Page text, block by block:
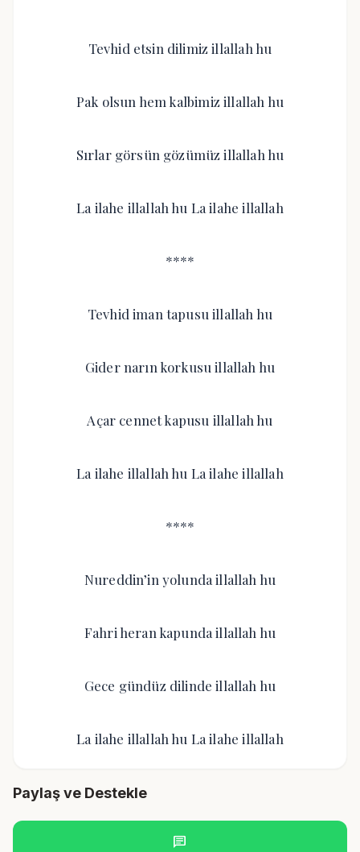
Tevhid etsin dilimiz illallah hu
Pak olsun hem kalbimiz illallah hu
Sırlar görsün gözümüz illallah hu
La ilahe illallah hu La ilahe illallah
****
Tevhid iman tapusu illallah hu
Gider narın korkusu illallah hu
Açar cennet kapusu illallah hu
La ilahe illallah hu La ilahe illallah
****
Nureddin’in yolunda illallah hu
Fahri heran kapunda illallah hu
Gece gündüz dilinde illallah hu
La ilahe illallah hu La ilahe illallah
Paylaş ve Destekle
chat